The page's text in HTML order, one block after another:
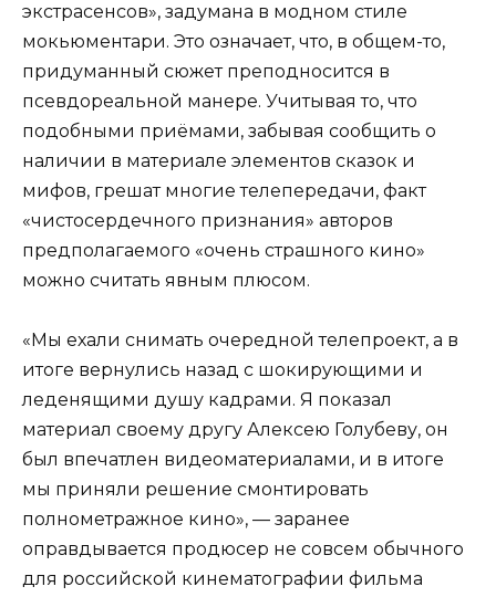
экстрасенсов», задумана в модном стиле
мокьюментари. Это означает, что, в общем-то,
придуманный сюжет преподносится в
псевдореальной манере. Учитывая то, что
подобными приёмами, забывая сообщить о
наличии в материале элементов сказок и
мифов, грешат многие телепередачи, факт
«чистосердечного признания» авторов
предполагаемого «очень страшного кино»
можно считать явным плюсом.
«Мы ехали снимать очередной телепроект, а в
итоге вернулись назад с шокирующими и
леденящими душу кадрами. Я показал
материал своему другу Алексею Голубеву, он
был впечатлен видеоматериалами, и в итоге
мы приняли решение смонтировать
полнометражное кино», — заранее
оправдывается продюсер не совсем обычного
для российской кинематографии фильма